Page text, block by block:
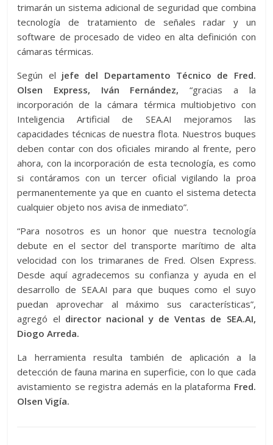
trimarán un sistema adicional de seguridad que combina
tecnología de tratamiento de señales radar y un
software de procesado de video en alta definición con
cámaras térmicas.
Según el jefe del Departamento Técnico de Fred.
Olsen Express, Iván Fernández, “gracias a la
incorporación de la cámara térmica multiobjetivo con
Inteligencia Artificial de SEA.AI mejoramos las
capacidades técnicas de nuestra flota. Nuestros buques
deben contar con dos oficiales mirando al frente, pero
ahora, con la incorporación de esta tecnología, es como
si contáramos con un tercer oficial vigilando la proa
permanentemente ya que en cuanto el sistema detecta
cualquier objeto nos avisa de inmediato”.
“Para nosotros es un honor que nuestra tecnología
debute en el sector del transporte marítimo de alta
velocidad con los trimaranes de Fred. Olsen Express.
Desde aquí agradecemos su confianza y ayuda en el
desarrollo de SEA.AI para que buques como el suyo
puedan aprovechar al máximo sus características”,
agregó el director nacional y de Ventas de SEA.AI,
Diogo Arreda.
La herramienta resulta también de aplicación a la
detección de fauna marina en superficie, con lo que cada
avistamiento se registra además en la plataforma Fred.
Olsen Vigía.